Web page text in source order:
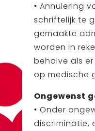
• Annulering
schriftelijk te
gemaakte
worden in
behalve als
op medische
Ongewenst
• Onder
discriminatie,